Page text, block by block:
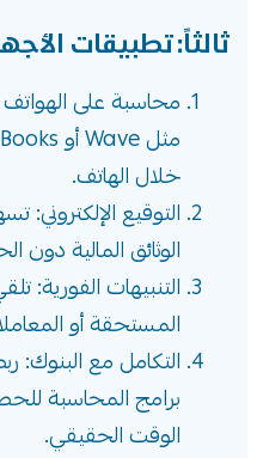
ثالثاً: تطبيقات
محاسبة على
خلال الهاتف.
التوقيع الإلكتروني:
الوثائق المالية دون
التنبيهات الفورية:
المستحقة أو
التكامل مع البنوك:
برامج المحاسبة
الوقت الحقيقي.